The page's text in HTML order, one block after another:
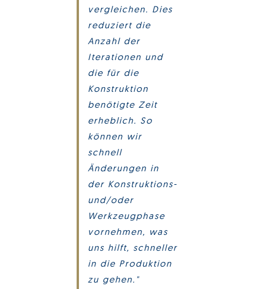
vergleichen. Dies
reduziert die
Anzahl der
Iterationen und
die für die
Konstruktion
benötigte Zeit
erheblich. So
können wir
schnell
Änderungen in
der Konstruktions-
und/oder
Werkzeugphase
vornehmen, was
uns hilft, schneller
in die Produktion
zu gehen."